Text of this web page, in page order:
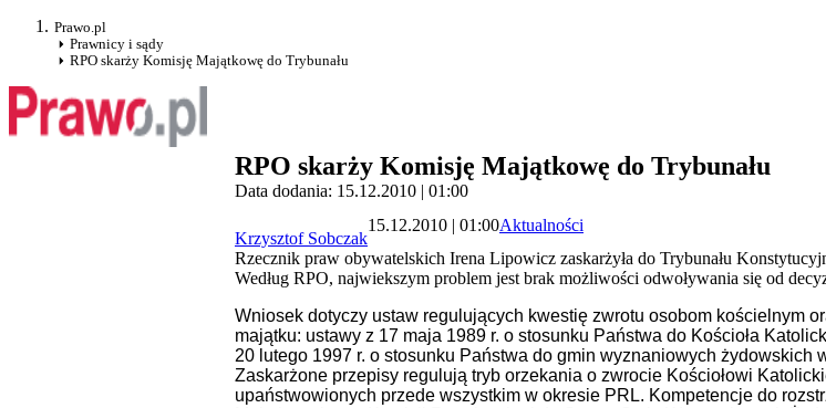
Prawo.pl
Prawnicy i sądy
RPO skarży Komisję Majątkowę do Trybunału
RPO skarży Komisję Majątkowę do Trybunału
Data dodania: 15.12.2010 | 01:00
Krzysztof Sobczak
15.12.2010 | 01:00Aktualności
Rzecznik praw obywatelskich Irena Lipowicz zaskarżyła do Trybunału
Według RPO, najwiekszym problem jest brak możliwości odwoływania się od
Wniosek dotyczy ustaw regulujących kwestię zwrotu osobom kościelnym
majątku: ustawy z 17 maja 1989 r. o stosunku Państwa do Kościoła
20 lutego 1997 r. o stosunku Państwa do gmin wyznaniowych żydowskich
Zaskarżone przepisy regulują tryb orzekania o zwrocie Kościołowi
upaństwowionych przede wszystkim w okresie PRL. Kompetencje do